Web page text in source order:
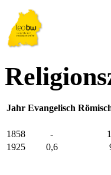
Jahr Evangelisch
1858
-
1925
0,6